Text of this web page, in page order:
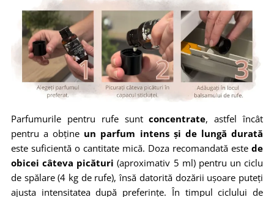
Parfumurile pentru rufe suntconcentrate, astfel încât
pentru a obține un parfum intens și de lungă durată
este suficientă o cantitate mică. Doza recomandată este de
obicei câteva picături (aproximativ 5 ml) pentru un ciclu
de spălare (4 kg de rufe), însă datorită dozării ușoare puteți
ajusta intensitatea după preferințe. În timpul ciclului de